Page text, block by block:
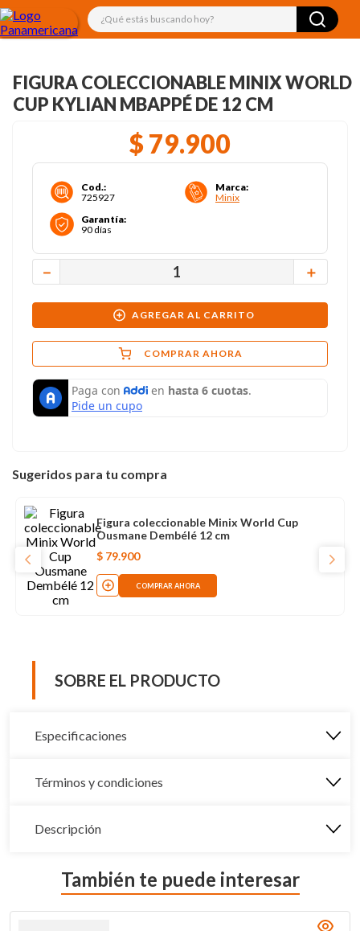
¿Qué estás buscando hoy?
FIGURA COLECCIONABLE MINIX WORLD
CUP KYLIAN MBAPPÉ DE 12 CM
$ 79.900
Cod.:
725927
Marca:
Minix
Garantía:
90 días
＋
－
AGREGAR AL CARRITO
COMPRAR AHORA
Sugeridos para tu compra
Figura coleccionable Minix World Cup
Ousmane Dembélé 12 cm
$ 79.900
COMPRAR AHORA
SOBRE EL PRODUCTO
Especificaciones
Términos y condiciones
Descripción
También te puede interesar